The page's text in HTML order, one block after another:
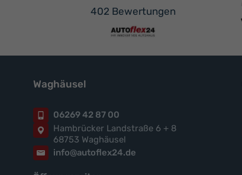
402 Bewertungen
Waghäusel
06269 42 87 00
Hambrücker Landstraße 6 + 8
68753 Waghäusel
info@autoflex24.de